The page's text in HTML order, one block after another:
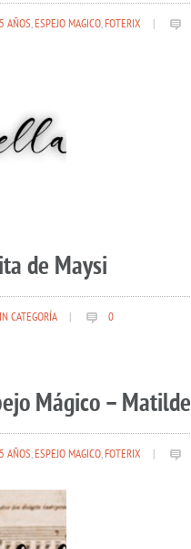
AÑOS,ESPEJO MAGICO,FOTERIX
de Maysi
CATEGORÍA 0
Mágico – Matilde
AÑOS,ESPEJO MAGICO,FOTERIX